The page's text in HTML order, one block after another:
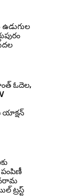
ఉడుగుల
ఓదెల,
యాక్షన్
పంపిణీ
ట్రస్ట్